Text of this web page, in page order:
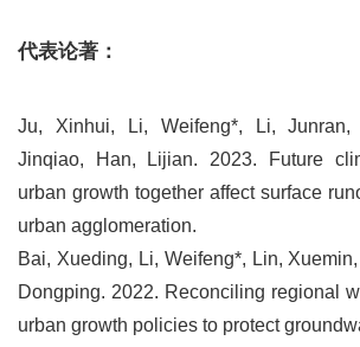
代表论著：
Ju, Xinhui, Li, Weifeng*, Li,
Jinqiao, Han, Lijian. 2023. Future
urban growth together affect surface
urban agglomeration.
Bai, Xueding, Li, Weifeng*, Lin,
Dongping. 2022. Reconciling regional
urban growth policies to protect